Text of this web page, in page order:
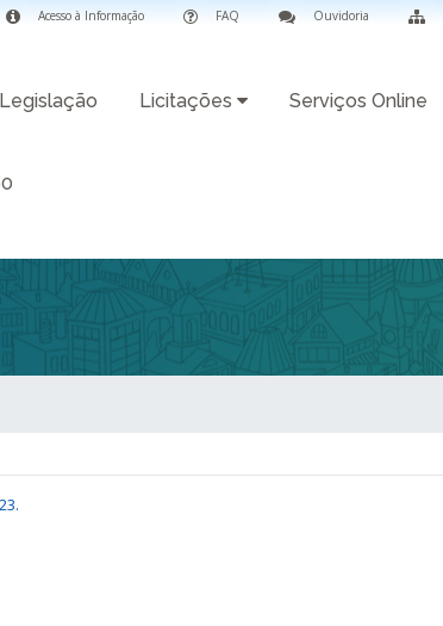
Ouvidoria
FAQ
Acesso à Informação
Legislação Licitações Serviços Online
.